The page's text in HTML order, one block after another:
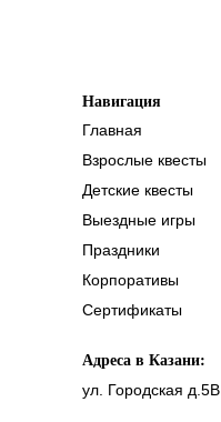
Главная
Взрослые квесты
Детские квесты
Выездные игры
Праздники
Корпоративы
Сертификаты
Навигация
Адреса в Казани:
ул. Городская д.5В